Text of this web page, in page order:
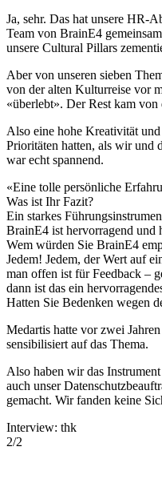
Ja, sehr. Das hat unsere HR-
Team von BrainE4
unsere Cultural Pillars
Aber von unseren sieben
von der alten Kulturreise vor
«überlebt». Der Rest kam
Also eine hohe Kreativität und
Prioritäten hatten, als wir und
war echt spannend.
«Eine tolle persönliche
Was ist Ihr Fazit?
Ein starkes
BrainE4 ist hervorragend und
Wem würden Sie BrainE4
Jedem! Jedem, der Wert auf
man offen ist für Feedback –
dann ist das ein
Hatten Sie Bedenken wegen
Medartis hatte vor zwei
sensibilisiert auf das Thema.
Also haben wir das
auch unser
gemacht. Wir fanden keine
Interview: thk
2/2